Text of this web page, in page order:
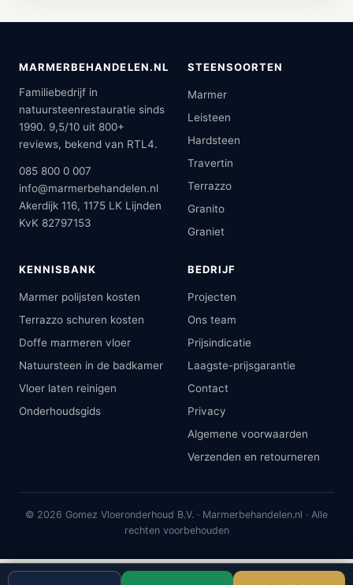
MARMERBEHANDELEN.NL
Familiebedrijf in
natuursteenrestauratie sinds
1990. 9,5/10 uit 800+
reviews, bekend van RTL4.
085 800 0 007
info@marmerbehandelen.nl
Akerdijk 116, 1175 LK Lijnden
KvK 82797153
STEENSOORTEN
Marmer
Leisteen
Hardsteen
Travertin
Terrazzo
Granito
Graniet
KENNISBANK
Marmer polijsten kosten
Terrazzo schuren kosten
Doffe marmeren vloer
Natuursteen in de badkamer
Vloer laten reinigen
Onderhoudsgids
BEDRIJF
Projecten
Ons team
Prijsindicatie
Laagste-prijsgarantie
Contact
Privacy
Algemene voorwaarden
Verzenden en retourneren
© 2026 Gomez Vloeronderhoud B.V. · Marmerbehandelen.nl · Alle
rechten voorbehouden